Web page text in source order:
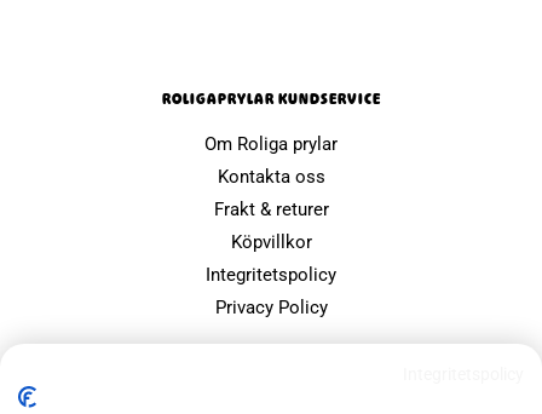
ROLIGAPRYLAR KUNDSERVICE
Om Roliga prylar
Kontakta oss
Frakt & returer
Köpvillkor
Integritetspolicy
Privacy Policy